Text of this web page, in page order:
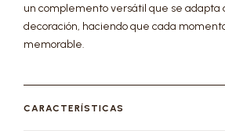
un complemento versátil que se adapta
decoración, haciendo que cada
memorable.
CARACTERÍSTICAS